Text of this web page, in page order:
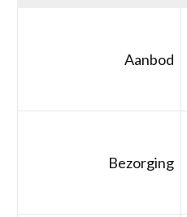
Aanbod
Bezorging